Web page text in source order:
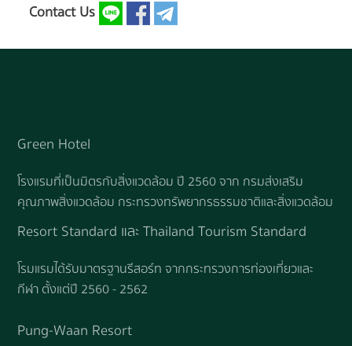
Contact Us
Green Hotel
โรงแรมที่เป็นมิตรกับสิ่งแวดล้อม ปี 2560 จาก กรมส่งเสริม
คุณภาพสิ่งแวดล้อม กระทรวงทรัพยากรธรรมชาติและสิ่งแวดล้อม
Resort Standard และ Thailand Tourism Standard
โรมแรมได้รับมาตรฐานรีสอร์ท จากกระทรวงการท่องเที่ยวและ
กีฬา ตั้งแต่ปี 2560 - 2562
Pung-Waan Resort